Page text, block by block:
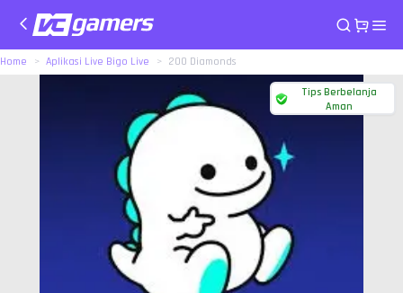
Home Aplikasi Live Bigo Live 200 Diamonds
Tips Berbelanja
Aman